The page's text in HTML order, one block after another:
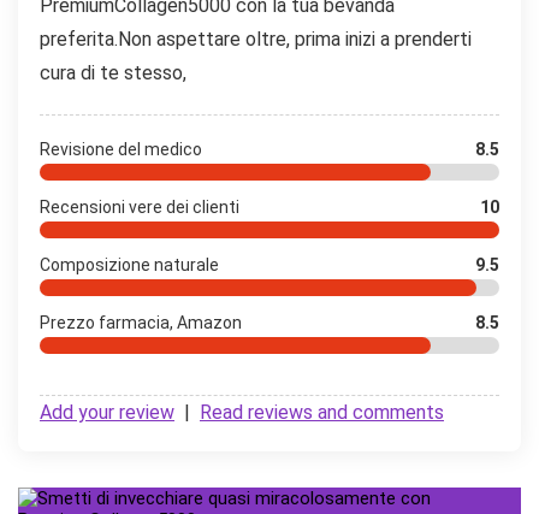
PremiumCollagen5000 con la tua bevanda
preferita.Non aspettare oltre, prima inizi a prenderti
cura di te stesso,
Revisione del medico 8.5
Recensioni vere dei clienti 10
Composizione naturale 9.5
Prezzo farmacia, Amazon 8.5
Add your review | Read reviews and comments